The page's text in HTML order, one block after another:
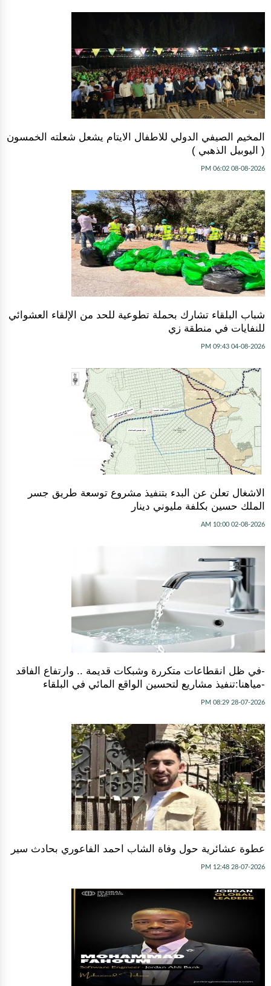
المخيم الصيفي الدولي للاطفال الايتام يشعل شعلته الخمسون
( اليوبيل الذهبي )
08-08-2026 06:02 PM
شباب البلقاء تشارك بحملة تطوعية للحد من الإلقاء العشوائي
للنفايات في منطقة زي
04-08-2026 09:43 PM
الاشغال تعلن عن البدء بتنفيذ مشروع توسعة طريق جسر
الملك حسين بكلفة مليوني دينار
02-08-2026 10:00 AM
-في ظل انقطاعات متكررة وشبكات قديمة .. وارتفاع الفاقد
-مياهنا:تنفيذ مشاريع لتحسين الواقع المائي في البلقاء
28-07-2026 08:29 PM
عطوة عشائرية حول وفاة الشاب احمد الفاعوري بحادث سير
28-07-2026 12:48 PM